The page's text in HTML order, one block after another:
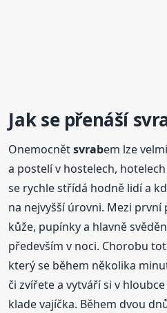
Jak se přenáší
Onemocnětsvrabem lze
a postelí v hostelech,
se rychle střídá hodně lidí a
na nejvyšší úrovni. Mezi
kůže, pupínky a hlavně
především v noci. Chorobu
který se během několika
či zvířete a vytváří si v
klade vajíčka. Během dvou